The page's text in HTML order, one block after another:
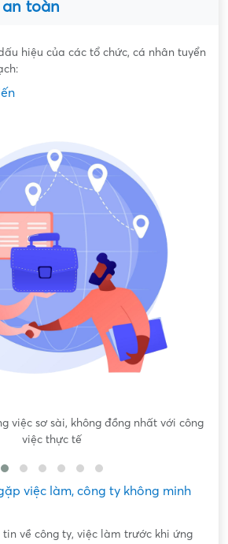
toàn
hiệu của các tổ chức, cá nhân tuyển
việc sơ sài, không đồng nhất với công
việc thực tế
việc làm, công ty không minh
tin về công ty, việc làm trước khi ứng